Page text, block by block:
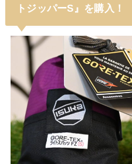
トジッパーS』を購入！